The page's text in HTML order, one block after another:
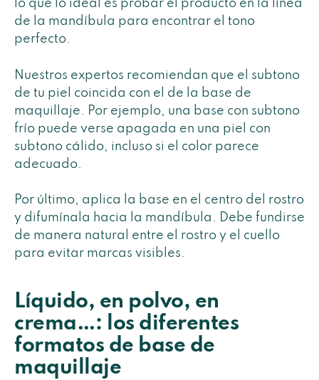
lo que lo ideal es probar el producto en la línea
de la mandíbula para encontrar el tono
perfecto.
Nuestros expertos recomiendan que el subtono
de tu piel coincida con el de la base de
maquillaje. Por ejemplo, una base con subtono
frío puede verse apagada en una piel con
subtono cálido, incluso si el color parece
adecuado.
Por último, aplica la base en el centro del rostro
y difumínala hacia la mandíbula. Debe fundirse
de manera natural entre el rostro y el cuello
para evitar marcas visibles.
Líquido, en polvo, en
crema…: los diferentes
formatos de base de
maquillaje